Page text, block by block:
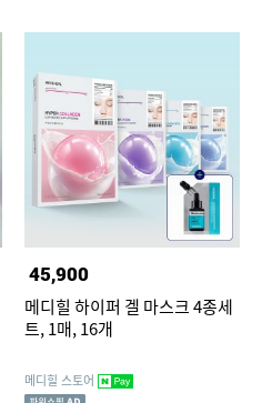
45,900
메디힐 하이퍼 겔 마스크 4종세
트, 1매, 16개
메디힐 스토어